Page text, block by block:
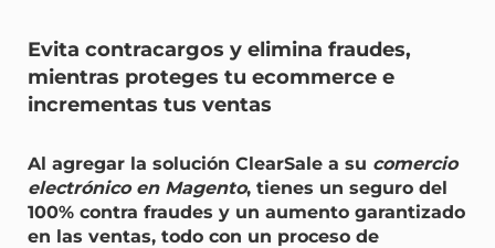
Evita contracargos y elimina fraudes,
mientras proteges tu ecommerce e
incrementas tus ventas
Al agregar la solución ClearSale a su comercio
electrónico en Magento, tienes un seguro del
100% contra fraudes y un aumento garantizado
en las ventas, todo con un proceso de